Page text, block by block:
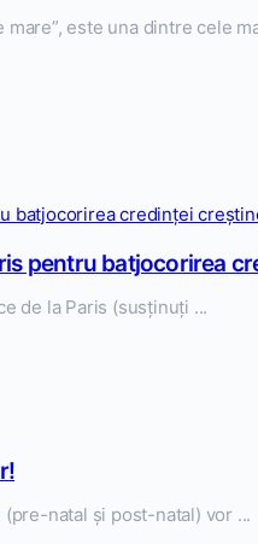
este una dintre
pentru batjocorirea
de la Paris (susținuți ...
natal și post-natal) vor ...